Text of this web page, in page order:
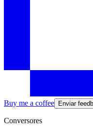
Buy me a coffee Enviar
Conversores